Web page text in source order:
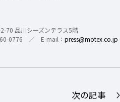
70 品川シーズンテラス5階
0776 ／ E-mail： press@motex.co.jp
次の記事